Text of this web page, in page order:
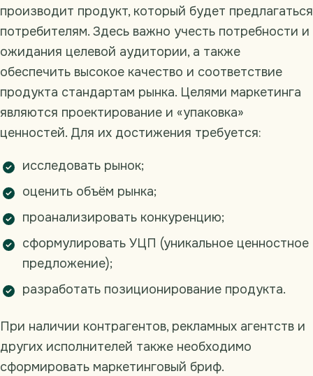
производит продукт, который будет предлагаться
потребителям. Здесь важно учесть потребности и
ожидания целевой аудитории, а также
обеспечить высокое качество и соответствие
продукта стандартам рынка. Целями маркетинга
являются проектирование и «упаковка»
ценностей. Для их достижения требуется:
исследовать рынок;
оценить объём рынка;
проанализировать конкуренцию;
сформулировать УЦП (уникальное ценностное
предложение);
разработать позиционирование продукта.
При наличии контрагентов, рекламных агентств и
других исполнителей также необходимо
сформировать маркетинговый бриф.